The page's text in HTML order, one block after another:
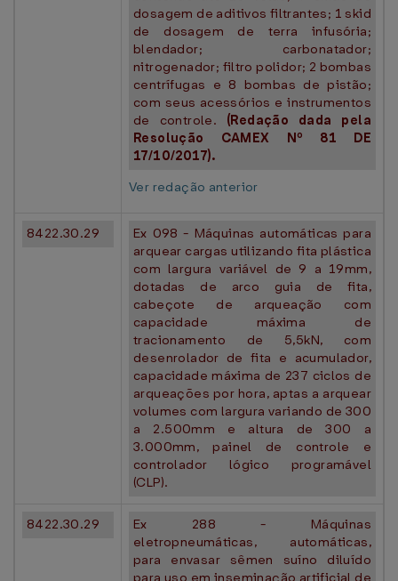
dosagem de aditivos filtrantes; 1 skid
de dosagem de terra infusória;
blendador; carbonatador;
nitrogenador; filtro polidor; 2 bombas
centrífugas e 8 bombas de pistão;
com seus acessórios e instrumentos
de controle. (Redação dada pela
Resolução CAMEX Nº 81 DE
17/10/2017).
Ver redação anterior
8422.30.29
Ex 098 - Máquinas automáticas para
arquear cargas utilizando fita plástica
com largura variável de 9 a 19mm,
dotadas de arco guia de fita,
cabeçote de arqueação com
capacidade máxima de
tracionamento de 5,5kN, com
desenrolador de fita e acumulador,
capacidade máxima de 237 ciclos de
arqueações por hora, aptas a arquear
volumes com largura variando de 300
a 2.500mm e altura de 300 a
3.000mm, painel de controle e
controlador lógico programável
(CLP).
8422.30.29
Ex 288 - Máquinas
eletropneumáticas, automáticas,
para envasar sêmen suíno diluído
para uso em inseminação artificial de